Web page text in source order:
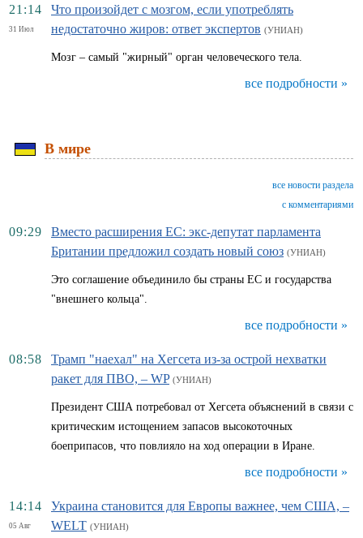
21:14
31 Июл
Что произойдет с мозгом, если употреблять
недостаточно жиров: ответ экспертов (УНИАН)
Мозг – самый "жирный" орган человеческого тела.
все подробности »
В мире
все новости раздела
с комментариями
09:29
Вместо расширения ЕС: экс-депутат парламента
Британии предложил создать новый союз (УНИАН)
Это соглашение объединило бы страны ЕС и государства
"внешнего кольца".
все подробности »
08:58
Трамп "наехал" на Хегсета из-за острой нехватки
ракет для ПВО, – WP (УНИАН)
Президент США потребовал от Хегсета объяснений в связи с
критическим истощением запасов высокоточных
боеприпасов, что повлияло на ход операции в Иране.
все подробности »
14:14
05 Авг
Украина становится для Европы важнее, чем США, –
WELT (УНИАН)